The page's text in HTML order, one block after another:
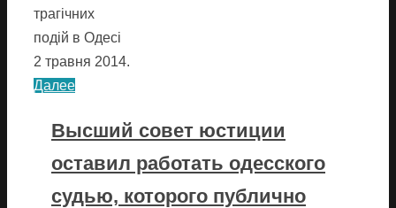
трагічних
подій в Одесі
2 травня 2014.
Далее
Высший совет юстиции
оставил работать одесского
судью, которого публично